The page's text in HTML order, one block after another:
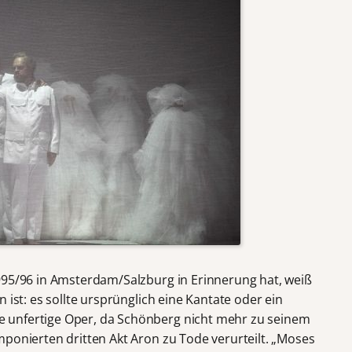
96 in Amsterdam/Salzburg in Erinnerung hat, weiß
ist: es sollte ursprünglich eine Kantate oder ein
Oper, da Schönberg nicht mehr zu seinem
dritten Akt Aron zu Tode verurteilt. „Moses